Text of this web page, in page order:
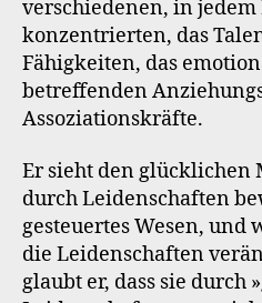
verschiedenen, in
konzentrierten, das
Fähigkeiten, das
betreffenden
Assoziationskräfte.
Er sieht den glücklichen
durch Leidenschaften
gesteuertes Wesen, und
die Leidenschaften
glaubt er, dass sie durch